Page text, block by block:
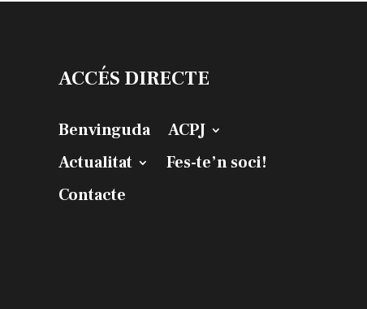
ACCÉS DIRECTE
Benvinguda
ACPJ
Actualitat
Fes-te’n soci!
Contacte